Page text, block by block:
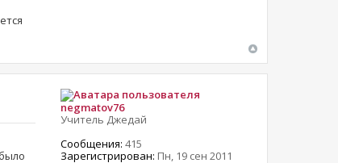
negmatov76
Учитель Джедай
Сообщения: 415
Зарегистрирован: Пн, 19 сен 2011